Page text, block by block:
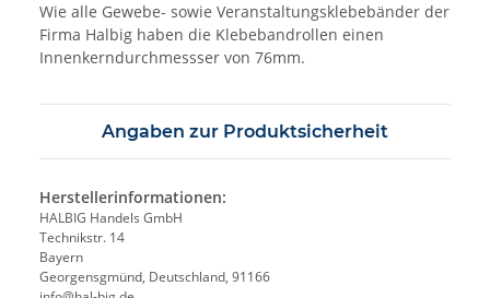
Wie alle Gewebe- sowie Veranstaltungsklebebänder der
Firma Halbig haben die Klebebandrollen einen
Innenkerndurchmessser von 76mm.
Angaben zur Produktsicherheit
Herstellerinformationen:
HALBIG Handels GmbH
Technikstr. 14
Bayern
Georgensgmünd, Deutschland, 91166